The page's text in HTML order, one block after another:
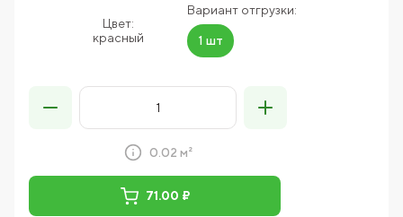
Цвет:
красный
Вариант отгрузки:
1 шт
0.02 м²
71.00 ₽